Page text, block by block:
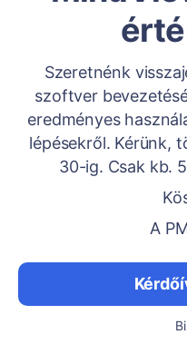
Szeretnénk
szoftver
eredményes
lépésekről. Kérünk,
30-ig. Csak kb.
A